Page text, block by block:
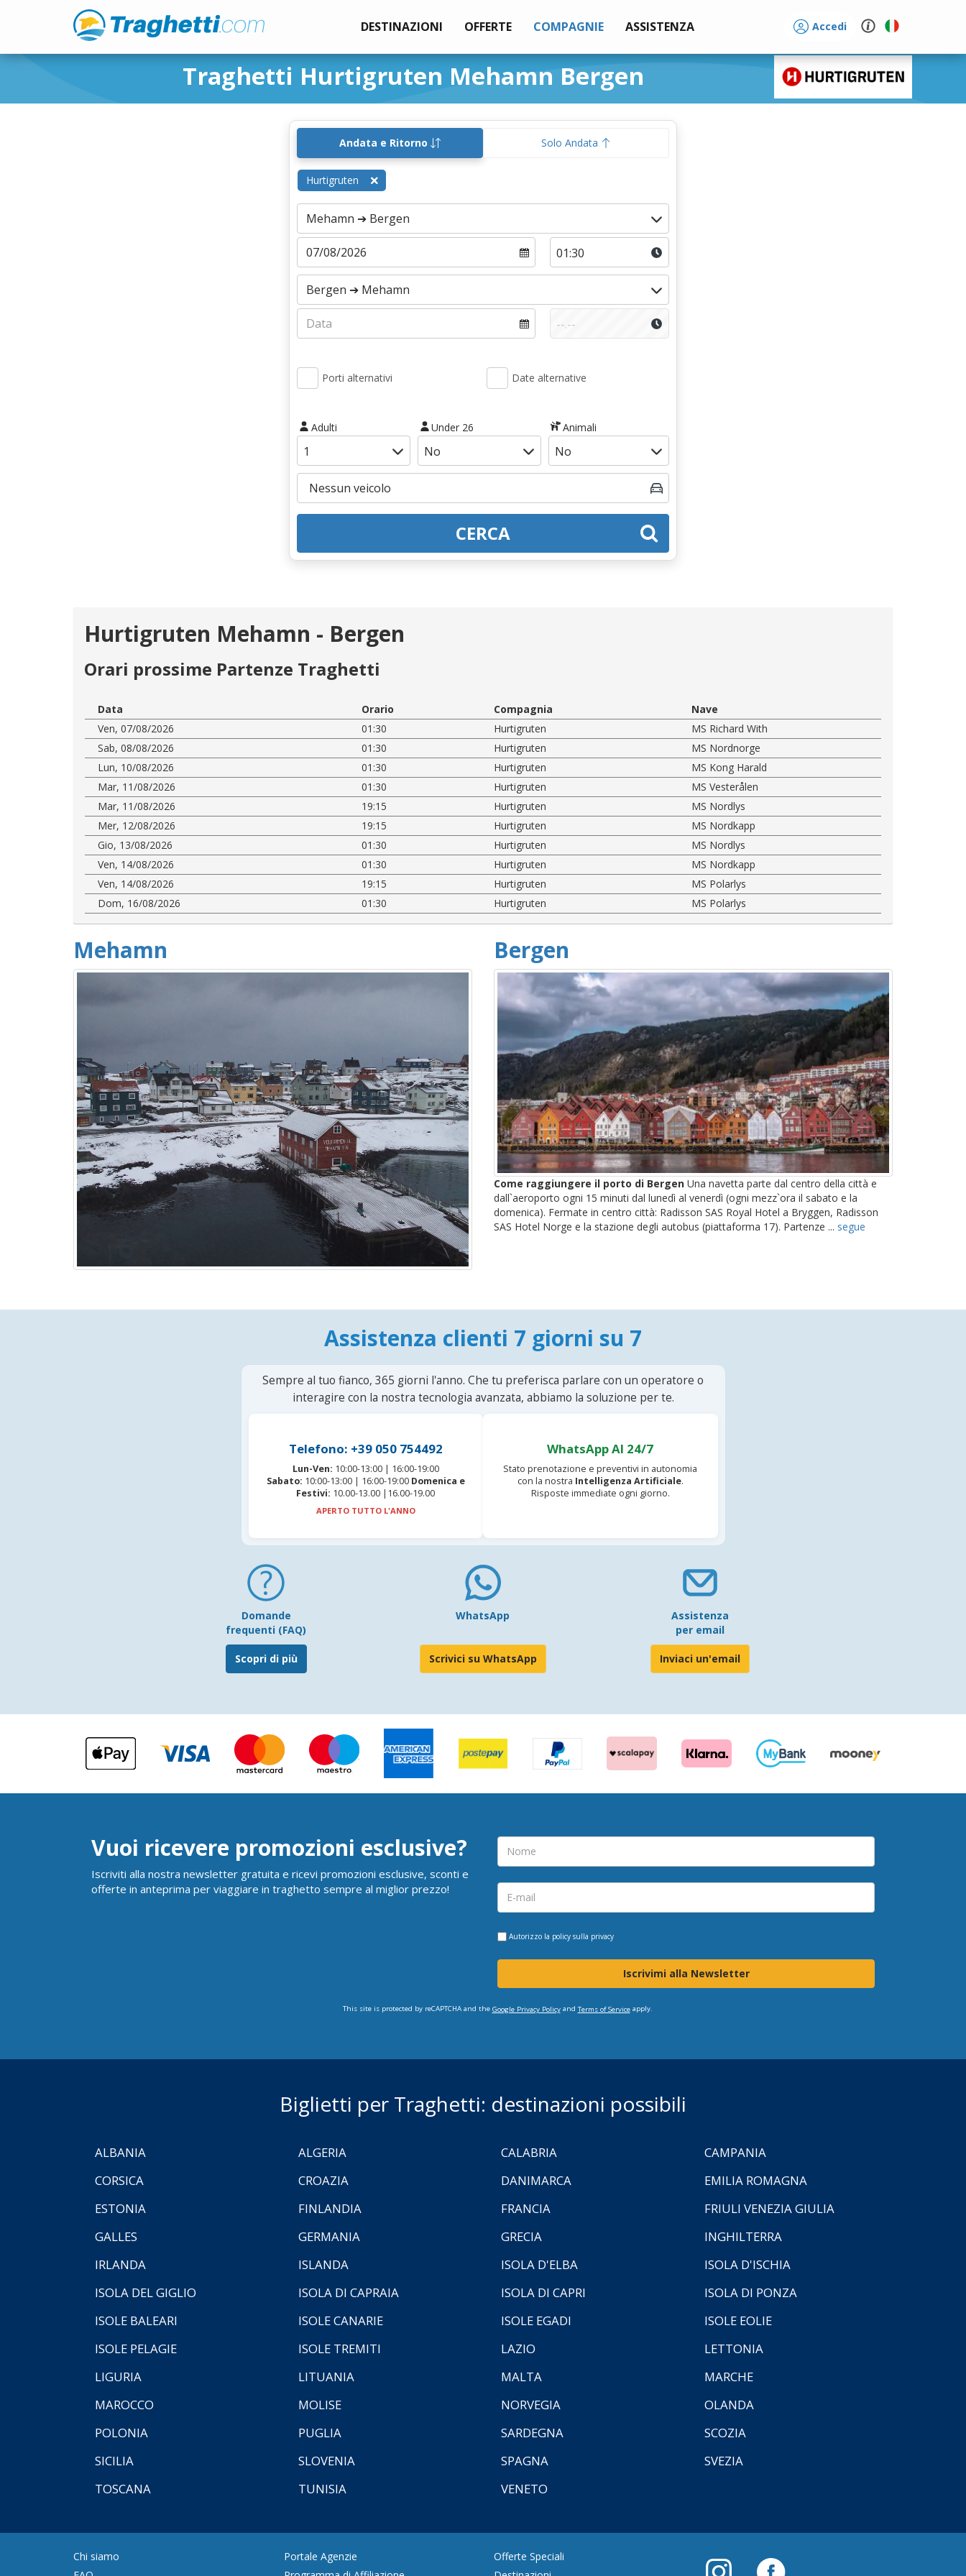
DESTINAZIONI OFFERTE COMPAGNIE ASSISTENZA Accedi
Traghetti Hurtigruten Mehamn Bergen
Andata e Ritorno Solo Andata
Hurtigruten
Porti alternativi Date alternative
Adulti Under 26 Animali
CERCA
Hurtigruten Mehamn - Bergen
Orari prossime Partenze Traghetti
Data Orario Compagnia
Nave
Ven, 07/08/2026
01:30 Hurtigruten
MS Richard With
Sab, 08/08/2026
01:30 Hurtigruten
MS Nordnorge
Lun, 10/08/2026
01:30 Hurtigruten
MS Kong Harald
Mar, 11/08/2026
01:30 Hurtigruten
MS Vesterålen
Mar, 11/08/2026
19:15 Hurtigruten
MS Nordlys
Mer, 12/08/2026
19:15 Hurtigruten
MS Nordkapp
Gio, 13/08/2026
01:30 Hurtigruten
MS Nordlys
Ven, 14/08/2026
01:30 Hurtigruten
MS Nordkapp
Ven, 14/08/2026
19:15 Hurtigruten
MS Polarlys
Dom, 16/08/2026
01:30 Hurtigruten MS Polarlys
Mehamn Bergen
Come raggiungere il porto di Bergen Una navetta parte dal centro della città e
dall`aeroporto ogni 15 minuti dal lunedì al venerdì (ogni mezz`ora il sabato e la
domenica). Fermate in centro città: Radisson SAS Royal Hotel a Bryggen, Radisson
SAS Hotel Norge e la stazione degli autobus (piattaforma 17). Partenze ... segue
Assistenza clienti 7 giorni su 7
Sempre al tuo fianco, 365 giorni l'anno. Che tu preferisca parlare con un operatore o
interagire con la nostra tecnologia avanzata, abbiamo la soluzione per te.
Telefono: +39 050 754492
Lun-Ven: 10:00-13:00 | 16:00-19:00
Sabato: 10:00-13:00 | 16:00-19:00 Domenica e
Festivi: 10.00-13.00 |16.00-19.00
APERTO TUTTO L'ANNO
WhatsApp AI 24/7
Stato prenotazione e preventivi in autonomia
con la nostra Intelligenza Artificiale.
Risposte immediate ogni giorno.
Domande
frequenti (FAQ)
Scopri di più
WhatsApp
Scrivici su WhatsApp
Assistenza
per email
Inviaci un'email
Vuoi ricevere promozioni esclusive?
Iscriviti alla nostra newsletter gratuita e ricevi promozioni esclusive, sconti e
offerte in anteprima per viaggiare in traghetto sempre al miglior prezzo!
Autorizzo la policy sulla privacy
Iscrivimi alla Newsletter
This site is protected by reCAPTCHA and the Google Privacy Policyand Terms of Serviceapply.
Biglietti per Traghetti: destinazioni possibili
ALBANIA ALGERIA CALABRIA
CAMPANIA
CORSICA
CROAZIA DANIMARCA
EMILIA ROMAGNA
ESTONIA
FINLANDIA FRANCIA
FRIULI VENEZIA GIULIA
GALLES
GERMANIA GRECIA
INGHILTERRA
IRLANDA
ISLANDA ISOLA D'ELBA
ISOLA D'ISCHIA
ISOLA DEL GIGLIO
ISOLA DI CAPRAIA ISOLA DI CAPRI
ISOLA DI PONZA
ISOLE BALEARI
ISOLE CANARIE ISOLE EGADI
ISOLE EOLIE
ISOLE PELAGIE
ISOLE TREMITI LAZIO
LETTONIA
LIGURIA
LITUANIA MALTA
MARCHE
MAROCCO
MOLISE NORVEGIA
OLANDA
POLONIA
PUGLIA SARDEGNA
SCOZIA
SICILIA
SLOVENIA SPAGNA
SVEZIA
TOSCANA
TUNISIA VENETO
Chi siamo
Portale Agenzie
Offerte Speciali